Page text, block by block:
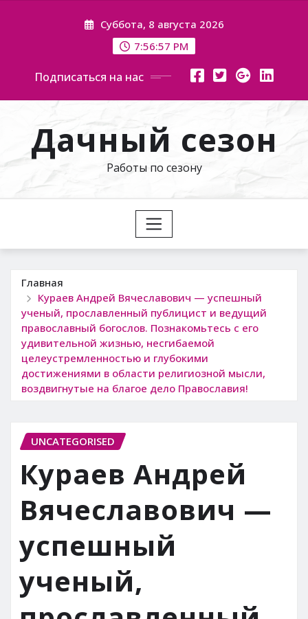
Суббота, 8 августа 2026
7:56:58 PM
Подписаться на нас
Дачный сезон
Работы по сезону
Главная
Кураев Андрей Вячеславович — успешный
ученый, прославленный публицист и ведущий
православный богослов. Познакомьтесь с его
удивительной жизнью, несгибаемой
целеустремленностью и глубокими
достижениями в области религиозной мысли,
воздвигнутые на благое дело Православия!
UNCATEGORISED
Кураев Андрей
Вячеславович —
успешный
ученый,